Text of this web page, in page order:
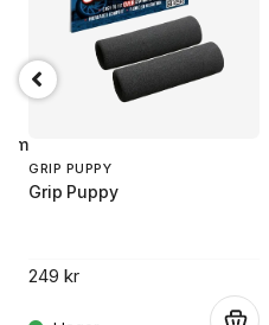
sikt. Total flexibilitet.
GRIP PUPPY
Grip Puppy
249 kr